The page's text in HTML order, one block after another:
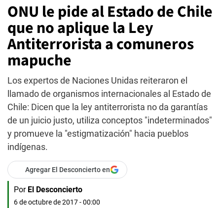
ONU le pide al Estado de Chile
que no aplique la Ley
Antiterrorista a comuneros
mapuche
Los expertos de Naciones Unidas reiteraron el
llamado de organismos internacionales al Estado de
Chile: Dicen que la ley antiterrorista no da garantías
de un juicio justo, utiliza conceptos "indeterminados"
y promueve la "estigmatización" hacia pueblos
indígenas.
Agregar El Desconcierto en
Por El Desconcierto
6 de octubre de 2017 - 00:00